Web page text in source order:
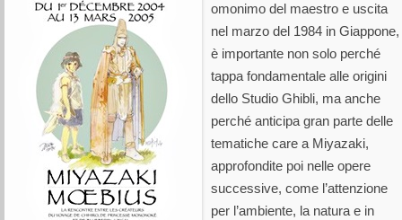
omonimo del maestro e uscita
nel marzo del 1984 in Giappone,
è importante non solo perché
tappa fondamentale alle origini
dello Studio Ghibli, ma anche
perché anticipa gran parte delle
tematiche care a Miyazaki,
approfondite poi nelle opere
successive, come l’attenzione
per l’ambiente, la natura e in